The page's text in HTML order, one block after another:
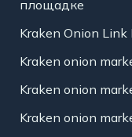
площадке
Kraken Onion
Kraken onion
Kraken onion
Kraken onion